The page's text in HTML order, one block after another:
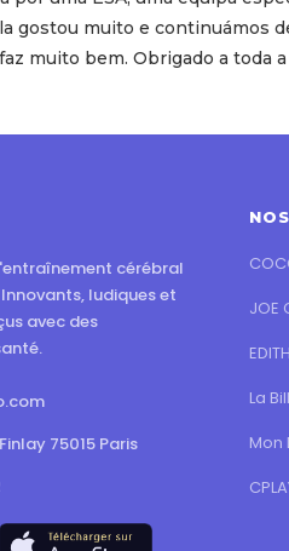
gostou muito e continuámos
muito bem. Obrigado a toda
cérébral
ludiques et
avec des
75015 Paris
JOE
La
Mon